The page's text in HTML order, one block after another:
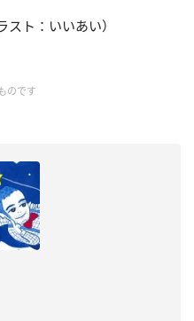
スト：いいあい）
のです